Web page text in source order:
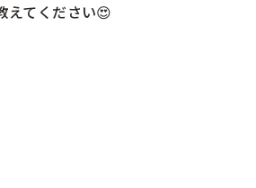
えてください😍